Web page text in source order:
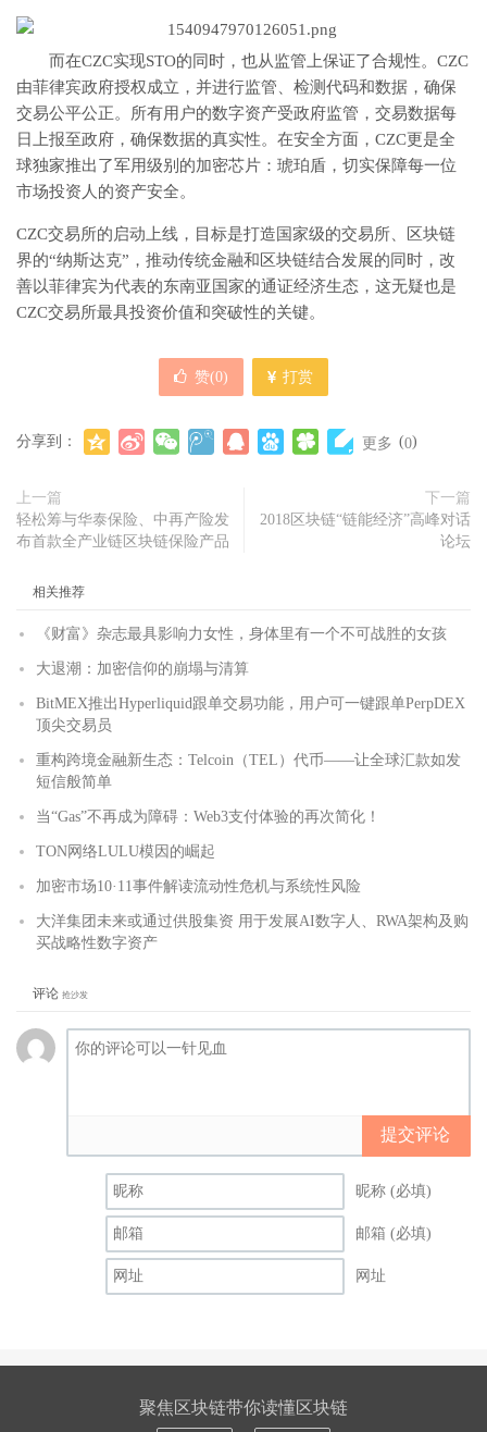
而在CZC实现STO的同时，也从监管上保证了合规性。CZC
由菲律宾政府授权成立，并进行监管、检测代码和数据，确保
交易公平公正。所有用户的数字资产受政府监管，交易数据每
日上报至政府，确保数据的真实性。在安全方面，CZC更是全
球独家推出了军用级别的加密芯片：琥珀盾，切实保障每一位
市场投资人的资产安全。
CZC交易所的启动上线，目标是打造国家级的交易所、区块链
界的“纳斯达克”，推动传统金融和区块链结合发展的同时，改
善以菲律宾为代表的东南亚国家的通证经济生态，这无疑也是
CZC交易所最具投资价值和突破性的关键。
赞(0) 打赏
分享到： 更多 (0)
上一篇
轻松筹与华泰保险、中再产险发
布首款全产业链区块链保险产品
下一篇
2018区块链“链能经济”高峰对话
论坛
相关推荐
《财富》杂志最具影响力女性，身体里有一个不可战胜的女孩
大退潮：加密信仰的崩塌与清算
BitMEX推出Hyperliquid跟单交易功能，用户可一键跟单PerpDEX
顶尖交易员
重构跨境金融新生态：Telcoin（TEL）代币——让全球汇款如发
短信般简单
当“Gas”不再成为障碍：Web3支付体验的再次简化！
TON网络LULU模因的崛起
加密市场10·11事件解读流动性危机与系统性风险
大洋集团未来或通过供股集资 用于发展AI数字人、RWA架构及购
买战略性数字资产
评论 抢沙发
提交评论
昵称 (必填)
邮箱 (必填)
网址
聚焦区块链带你读懂区块链